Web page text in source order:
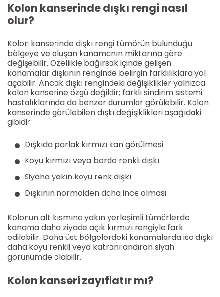
Kolon kanserinde dışkı rengi nasıl
olur?
Kolon kanserinde dışkı rengi tümörün bulunduğu
bölgeye ve oluşan kanamanın miktarına göre
değişebilir. Özellikle bağırsak içinde gelişen
kanamalar dışkının renginde belirgin farklılıklara yol
açabilir. Ancak dışkı rengindeki değişiklikler yalnızca
kolon kanserine özgü değildir; farklı sindirim sistemi
hastalıklarında da benzer durumlar görülebilir. Kolon
kanserinde görülebilen dışkı değişiklikleri aşağıdaki
gibidir:
Dışkıda parlak kırmızı kan görülmesi
Koyu kırmızı veya bordo renkli dışkı
Siyaha yakın koyu renk dışkı
Dışkının normalden daha ince olması
Kolonun alt kısmına yakın yerleşimli tümörlerde
kanama daha ziyade açık kırmızı rengiyle fark
edilebilir. Daha üst bölgelerdeki kanamalarda ise dışkı
daha koyu renkli veya katranı andıran siyah
görünümde olabilir.
Kolon kanseri zayıflatır mı?